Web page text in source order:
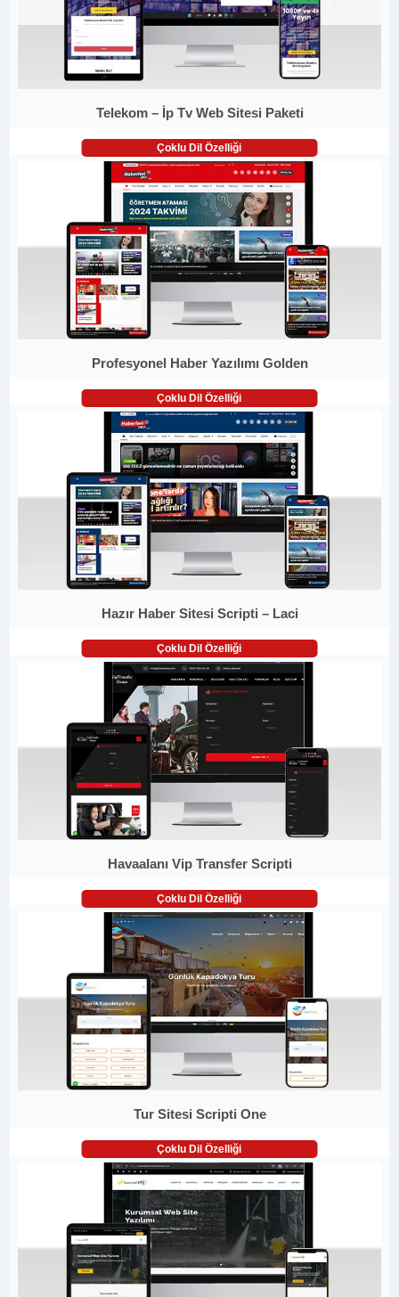
Telekom – İp Tv Web Sitesi Paketi
Çoklu Dil Özelliği
Profesyonel Haber Yazılımı Golden
Çoklu Dil Özelliği
Hazır Haber Sitesi Scripti – Laci
Çoklu Dil Özelliği
Havaalanı Vip Transfer Scripti
Çoklu Dil Özelliği
Tur Sitesi Scripti One
Çoklu Dil Özelliği